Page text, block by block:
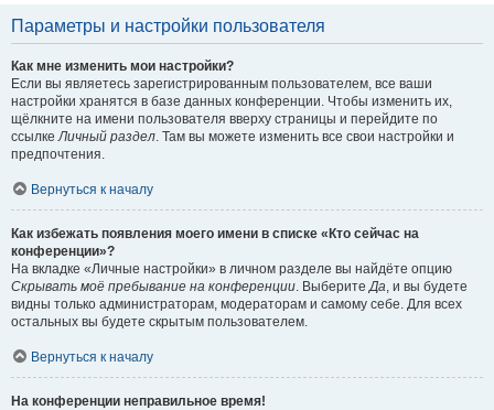
Параметры и настройки пользователя
Как мне изменить мои настройки?
Если вы являетесь зарегистрированным пользователем, все ваши
настройки хранятся в базе данных конференции. Чтобы изменить их,
щёлкните на имени пользователя вверху страницы и перейдите по
ссылкеЛичный раздел. Там вы можете изменить все свои настройки и
предпочтения.
Вернуться к началу
Как избежать появления моего имени в списке «Кто сейчас на
конференции»?
На вкладке «Личные настройки» в личном разделе вы найдёте опцию
Скрывать моё пребывание на конференции. ВыберитеДа, и вы будете
видны только администраторам, модераторам и самому себе. Для всех
остальных вы будете скрытым пользователем.
Вернуться к началу
На конференции неправильное время!